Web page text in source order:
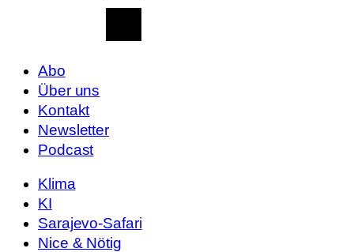
Abo
Über uns
Kontakt
Newsletter
Podcast
Klima
KI
Sarajevo-Safari
Nice & Nötig